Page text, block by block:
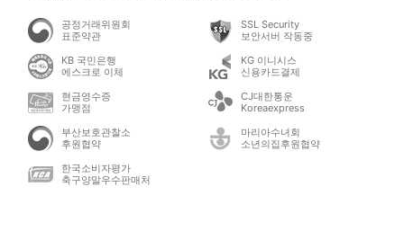
공정거래위원회
표준약관
SSL Security
보안서버 작동중
KB 국민은행
에스크로 이체
KG 이니시스
신용카드결제
현금영수증
가맹점
CJ대한통운
Koreaexpress
부산보호관찰소
후원협약
마리아수녀회
소년의집후원협약
한국소비자평가
축구양말우수판매처